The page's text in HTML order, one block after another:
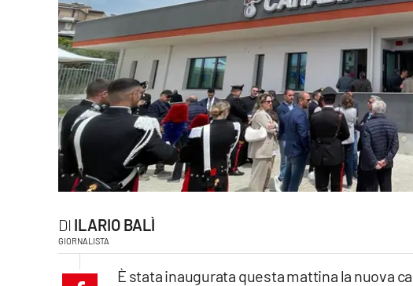
cosenzachannel.it
ILARIO BALÌ
GIORNALISTA
È stata inaugurata questa mattina la nuova